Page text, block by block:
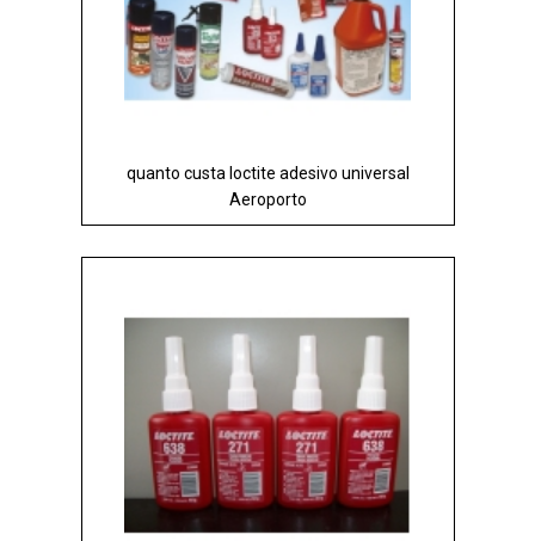
quanto custa loctite adesivo universal
Aeroporto